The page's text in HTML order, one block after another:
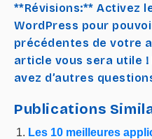
**Révisions:** Activez
WordPress pour
précédentes de votre
article vous sera utile !
avez d’autres
Publications
Les 10 meilleures